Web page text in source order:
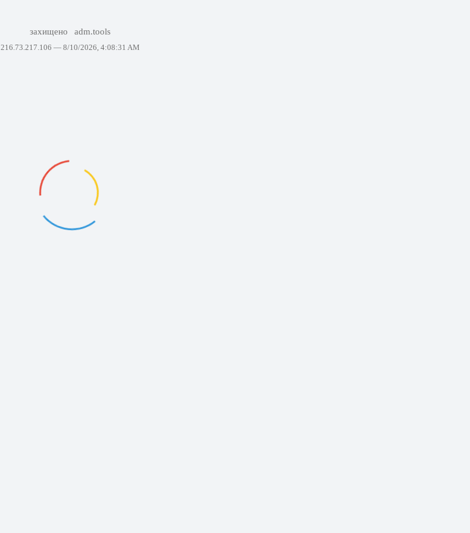
захищено adm.tools
216.73.217.106 — 8/10/2026, 4:08:31 AM